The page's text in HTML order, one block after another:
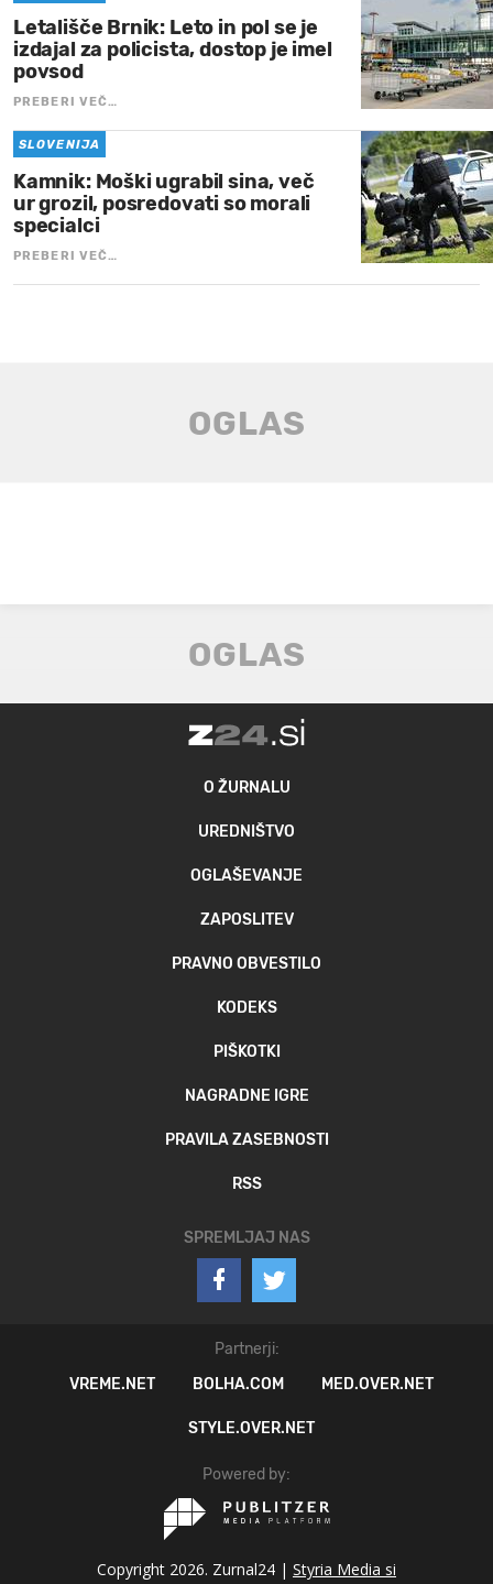
Letališče Brnik: Leto in pol se je
izdajal za policista, dostop je imel
povsod
PREBERI VEČ…
SLOVENIJA
Kamnik: Moški ugrabil sina, več
ur grozil, posredovati so morali
specialci
PREBERI VEČ…
O ŽURNALU
UREDNIŠTVO
OGLAŠEVANJE
ZAPOSLITEV
PRAVNO OBVESTILO
KODEKS
PIŠKOTKI
NAGRADNE IGRE
PRAVILA ZASEBNOSTI
RSS
SPREMLJAJ NAS
Partnerji:
VREME.NET
BOLHA.COM MED.OVER.NET
STYLE.OVER.NET
Powered by:
Copyright 2026. Zurnal24 | Styria Media si